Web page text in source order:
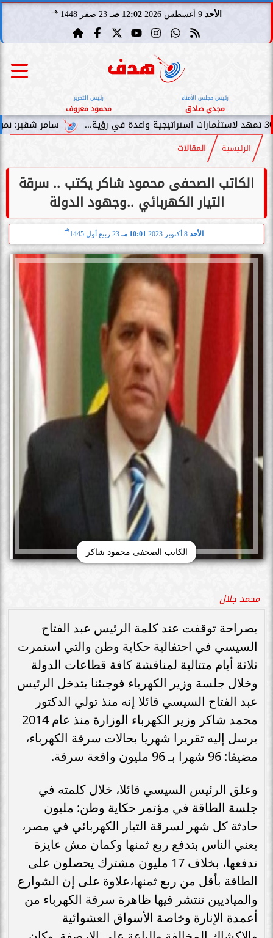
الأحد 9 أغسطس 2026 12:02 صـ 23 صفر 1448 هـ
رئيس مجلس الأمناء
مجدي صادق
رئيس التحرير
محمود معروف
سامر شقير: نمو صناديق
الرئيسية المقالات
الكاتب الصحفى محمود شاكر يكتب .. سرقة
التيار الكهربائي ..وجهود الدولة
الأحد 10:01 مـ 23 ربيع أول 1445
هـ
الكاتب الصحفى محمود شاكر
محمد جلال
بصراحة توقفت عند كلمة الرئيس عبد الفتاح
السيسي في احتفالية حكاية وطن والتي استمرت
ثلاثة أيام متتالية لمناقشة كافة قطاعات الدولة
وخلال جلسة وزير الكهرباء فوجىئنا بتدخل الرئيس
عبد الفتاح السيسي قائلا إنه منذ تولي الدكتور
محمد شاكر وزير الكهرباء الوزارة منذ عام 2014
يرسل إليه تقريرا شهريا بحالات سرقة الكهرباء،
مضيفا: 96 شهرا بـ 96 مليون واقعة سرقة.
وعلق الرئيس السيسي قائلا، خلال كلمته في
جلسة الطاقة في مؤتمر حكاية وطن: مليون
حادثة كل شهر لسرقة التيار الكهربائي في مصر،
يعني الناس بتدفع ربع ثمنها وكمان مش عايزة
تدفعها، بخلاف 17 مليون مشترك يحصلون على
الطاقة بأقل من ربع ثمنها،علاوة على إن الشوارع
والمياديين تنتشر فيها ظاهرة سرقة الكهرباء من
أعمدة الإنارة وخاصة الأسواق العشوائية